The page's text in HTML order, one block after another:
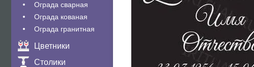
Ограда сварная
Ограда кованая
Ограда гранитная
Цветники
Столики